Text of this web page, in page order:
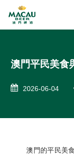
澳門平民美食
2026-06-04
澳門的平民美